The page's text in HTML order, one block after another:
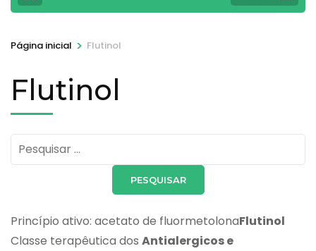
Página inicial > Flutinol
Flutinol
Pesquisar
por:
Princípio ativo: acetato de fluormetolonaFlutinol
Classe terapêutica dos Antialergicos e